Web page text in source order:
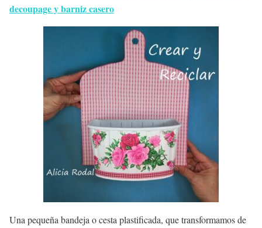
decoupage y barniz casero
Una pequeña bandeja o cesta plastificada, que transformamos de